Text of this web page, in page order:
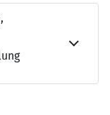
stabilen
nur wenige